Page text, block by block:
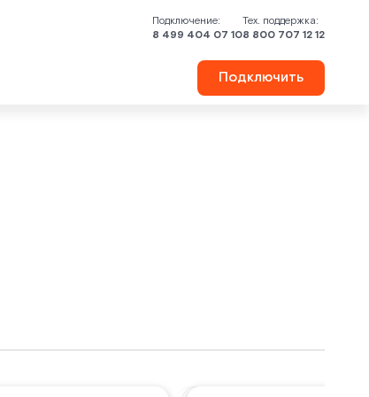
Подключение:
8 499 404 07 10
Тех. поддержка:
8 800 707 12 12
Подключить